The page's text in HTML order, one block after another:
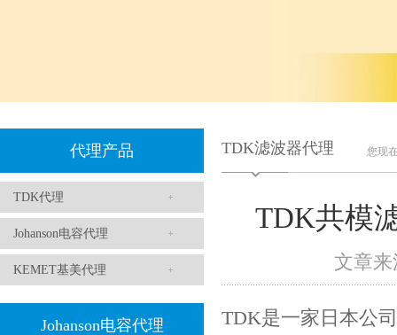
代理产品
TDK代理
Johanson电容代理
KEMET基美代理
Johanson电容代理
TDK滤波器代理 您现
TDK共模
文章
TDK是一家日本公